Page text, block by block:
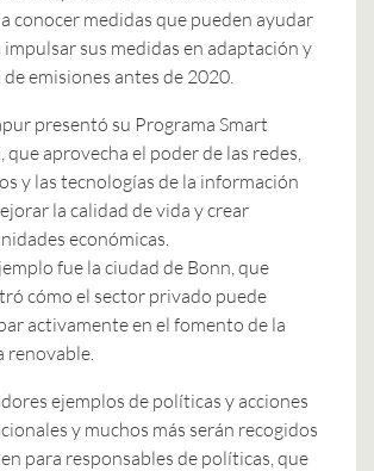
conocer medidas que pueden ayudar
impulsar sus medidas en adaptación y
emisiones antes de 2020.
presentó su Programa Smart
que aprovecha el poder de las redes,
y las tecnologías de la información
la calidad de vida y crear
económicas.
fue la ciudad de Bonn, que
cómo el sector privado puede
activamente en el fomento de la
renovable.
ejemplos de políticas y acciones
y muchos más serán recogidos
para responsables de políticas, que